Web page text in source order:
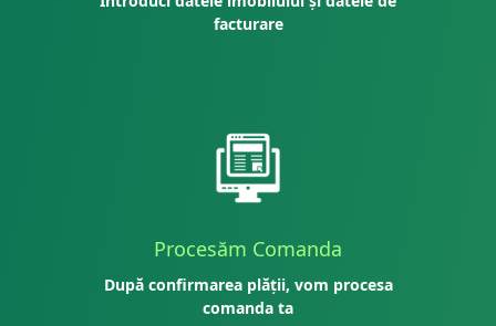
facturare
Procesăm Comanda
După confirmarea plății, vom procesa
comanda ta